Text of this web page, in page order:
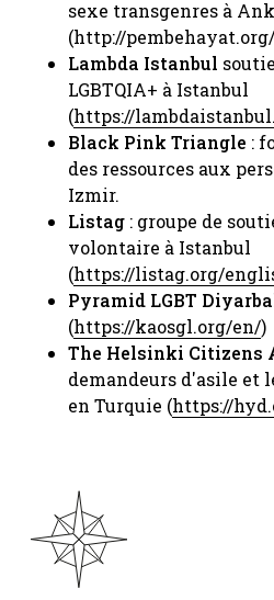
sexe transgenres à
(http://
Lambda Istanbul
LGBTQIA+ à Istanbul
(https://
Black Pink Triangle :
des ressources aux
Izmir.​
Listag : groupe de
volontaire à Istanbul
(https://listag.org/
Pyramid LGBT
(https://kaosgl.org/en/) ​
The Helsinki Citizens
demandeurs d'asile et
en Turquie (https://